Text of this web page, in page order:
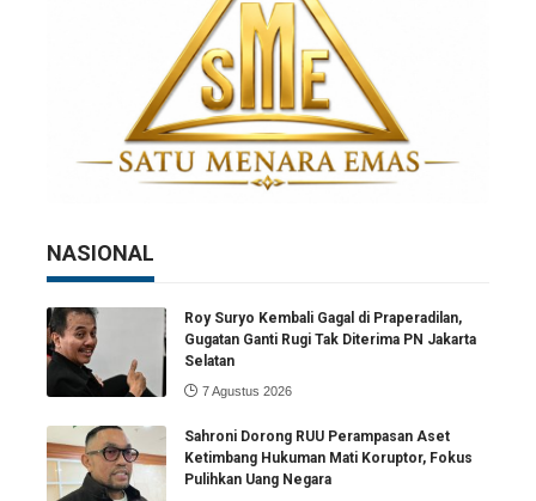
NASIONAL
Roy Suryo Kembali Gagal di Praperadilan,
Gugatan Ganti Rugi Tak Diterima PN Jakarta
Selatan
7 Agustus 2026
Sahroni Dorong RUU Perampasan Aset
Ketimbang Hukuman Mati Koruptor, Fokus
Pulihkan Uang Negara